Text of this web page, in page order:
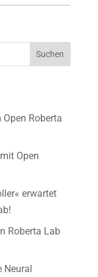
Roberta
Open
erwartet
Roberta Lab
Neural